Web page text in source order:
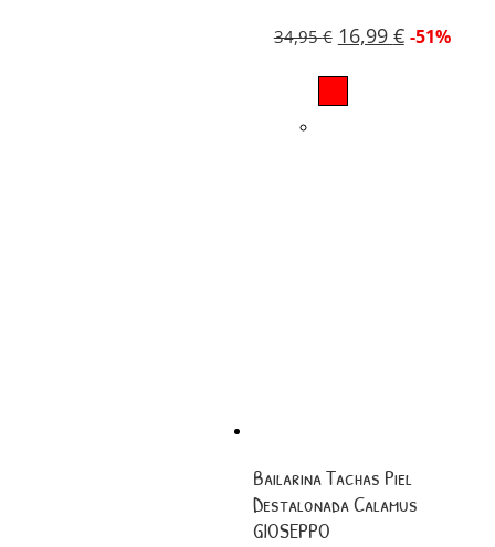
34,95€ 16,99 € -51%
Bailarina Tachas Piel
Destalonada Calamus
GIOSEPPO